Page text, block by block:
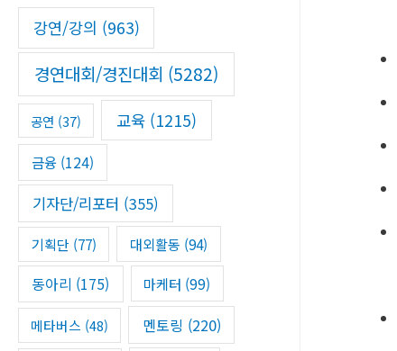
o
:
강연/강의 (963)
경연대회/경진대회 (5282)
공연 (37) 교육(1215)
금융 (124)
기자단/리포터 (355)
기획단 (77) 대외활동 (94)
동아리 (175) 마케터 (99)
메타버스 (48) 멘토링 (220)